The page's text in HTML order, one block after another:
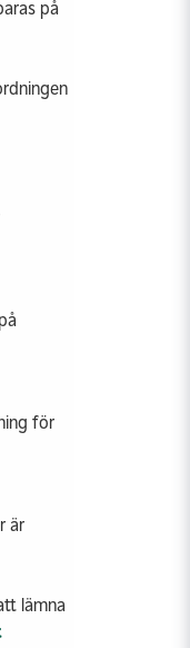
på
för
är
lämna